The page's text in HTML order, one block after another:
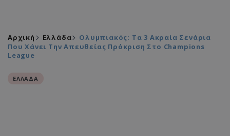
Αρχική Ελλάδα
Ολυμπιακός: Τα 3 Ακραία Σενάρια
Που Χάνει Την Απευθείας Πρόκριση Στο Champions
League
ΕΛΛΑΔΑ